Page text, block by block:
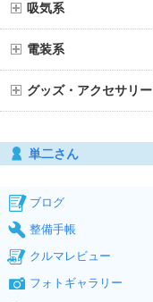
吸気系
電装系
グッズ・アクセサリー
単二さん
ブログ
整備手帳
クルマレビュー
フォトギャラリー